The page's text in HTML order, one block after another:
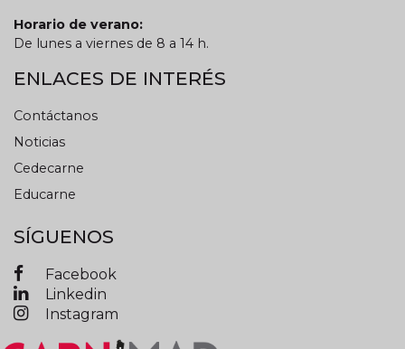
Horario de verano:
De lunes a viernes de 8 a 14 h.
ENLACES DE INTERÉS
Contáctanos
Noticias
Cedecarne
Educarne
SÍGUENOS
Facebook
Linkedin
Instagram